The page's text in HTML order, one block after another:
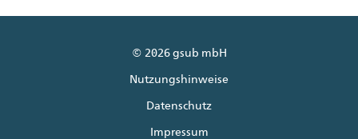
© 2026 gsub mbH
Nutzungshinweise
Datenschutz
Impressum